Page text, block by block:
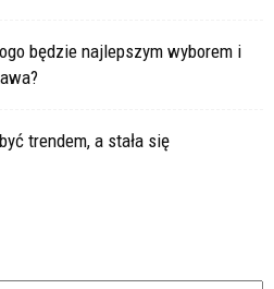
będzie najlepszym wyborem i
trendem, a stała się